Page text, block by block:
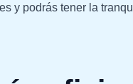
y podrás tener la